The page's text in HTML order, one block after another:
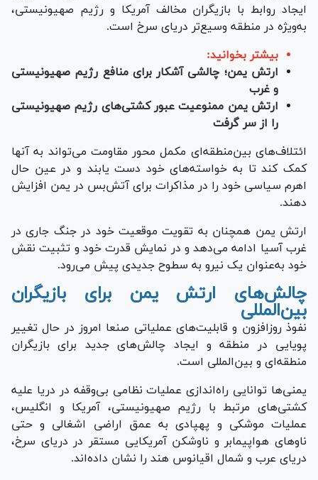
ایجاد روابط با بازیگران مخالف آمریکا و رژیم صهیونیستی،
به‌ویژه در منطقه وسیع‌تر دریای سرخ است.
بیشتر بخوانید:
ارتش یمن؛ چالشی آشکار برای منافع رژیم صهیونیستی
و غرب
ارتش یمن ممنوعیت عبور کشتی‌های رژیم صهیونیستی
را از سر گرفت
ائتلاف‌های بین‌منطقه‌ای مکمل محور مقاومت می‌تواند به آنها
کمک کند تا به خواسته‌های خود دست یابند و در عین حال
اهرم سیاسی خود را در مذاکرات برای آتش‌بس در یمن افزایش
دهند.
ارتش یمن همچنان به تقویت موقعیت خود در جنگ جاری در
غرب آسیا ادامه می‌دهد و در نمایش قدرت خود و تثبیت نقش
خود به‌عنوان یک نیرو به سطوح جدیدی پیش می‌رود.
چالش‌های ارتش یمن برای بازیگران
بین‌المللی
نفوذ روزافزون و قابلیت‌های عملیاتی صنعا امروز در حال تغییر
پویایی در منطقه و ایجاد چالش‌های جدید برای بازیگران
منطقه‌ای و بین‌المللی است.
یمنی‌ها توانایی راه‌اندازی عملیات نظامی بی‌وقفه در دریا علیه
کشتی‌های مرتبط با رژیم صهیونیستی، آمریکا و انگلیس،
عملیات موشکی و پهپادی به عمق اراضی اشغالی و حتی
ناو‌های هواپیمابر و ناوشکن آمریکایی مستقر در دریای سرخ،
دریای عرب و شمال اقیانوس هند را نشان داده‌اند.